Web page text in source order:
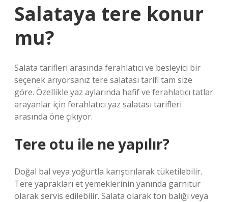
Salataya tere konur
mu?
Salata tarifleri arasında ferahlatıcı ve besleyici bir
seçenek arıyorsanız tere salatası tarifi tam size
göre. Özellikle yaz aylarında hafif ve ferahlatıcı tatlar
arayanlar için ferahlatıcı yaz salatası tarifleri
arasında öne çıkıyor.
Tere otu ile ne yapılır?
Doğal bal veya yoğurtla karıştırılarak tüketilebilir.
Tere yaprakları et yemeklerinin yanında garnitür
olarak servis edilebilir. Salata olarak ton balığı veya